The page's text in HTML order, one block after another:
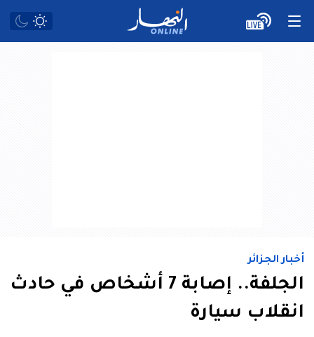
أخبار الجزائر
الجلفة.. إصابة 7 أشخاص في حادث
انقلاب سيارة